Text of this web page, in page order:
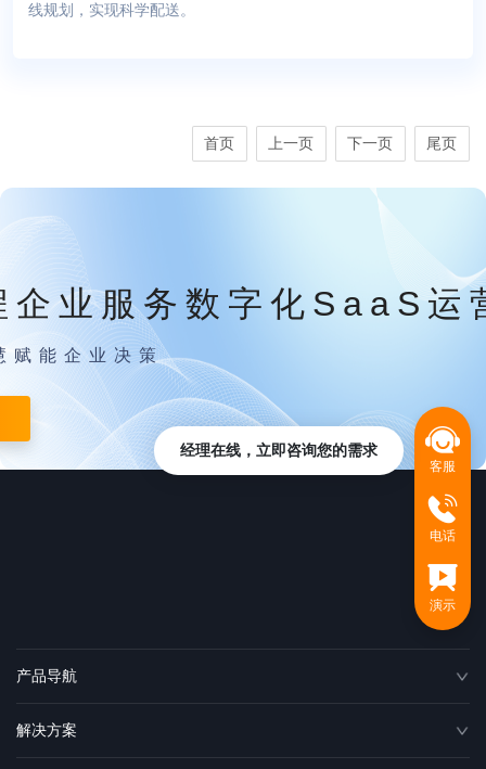
线规划，实现科学配送。
首页 上一页 下一页 尾页
企业服务数字化SaaS运
赋能企业决策
产品导航
解决方案
客服
电话
演示
经理在线，立即咨询您的需求